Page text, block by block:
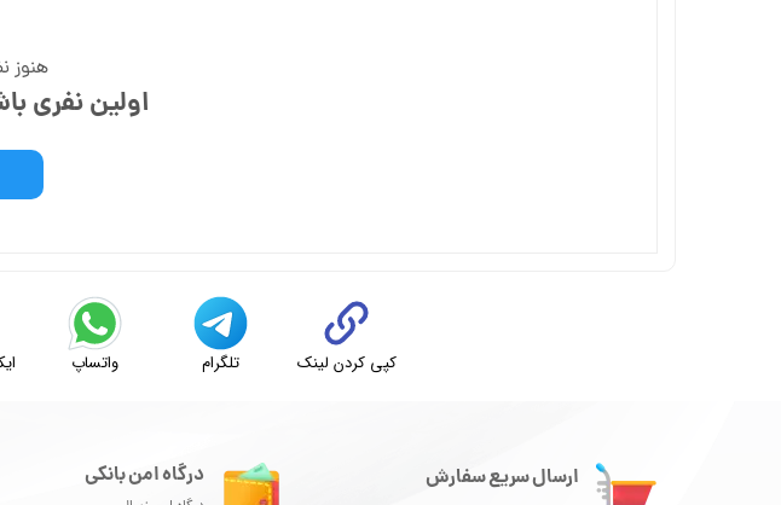
هنوز
اولین نفری
کپی کردن لینک تلگرام واتساپ
ارسال سریع سفارش درگاه امن بانکی